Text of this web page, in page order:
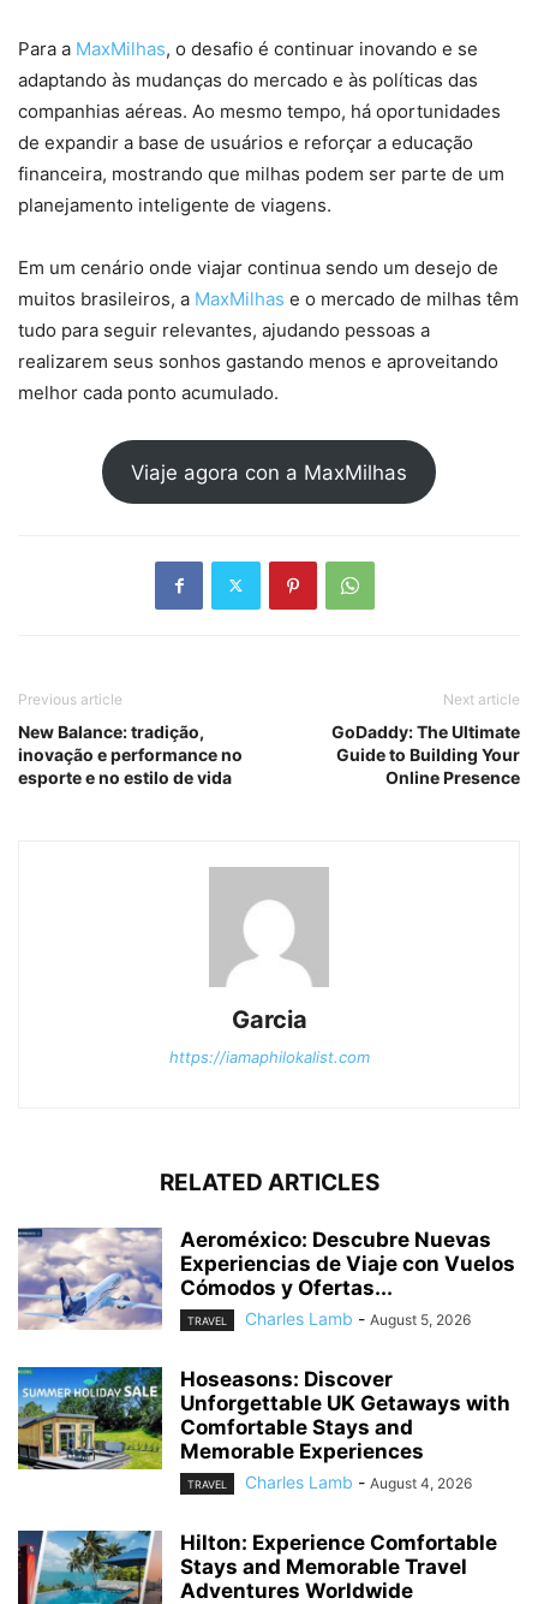
Para a MaxMilhas, o desafio é continuar inovando e se
adaptando às mudanças do mercado e às políticas das
companhias aéreas. Ao mesmo tempo, há oportunidades
de expandir a base de usuários e reforçar a educação
financeira, mostrando que milhas podem ser parte de um
planejamento inteligente de viagens.
Em um cenário onde viajar continua sendo um desejo de
muitos brasileiros, a MaxMilhas e o mercado de milhas têm
tudo para seguir relevantes, ajudando pessoas a
realizarem seus sonhos gastando menos e aproveitando
melhor cada ponto acumulado.
Viaje agora con a MaxMilhas
Previous article
New Balance: tradição,
inovação e performance no
esporte e no estilo de vida
Next article
GoDaddy: The Ultimate
Guide to Building Your
Online Presence
Garcia
https://iamaphilokalist.com
RELATED ARTICLES
Aeroméxico: Descubre Nuevas
Experiencias de Viaje con Vuelos
Cómodos y Ofertas...
TRAVEL Charles Lamb - August 5, 2026
Hoseasons: Discover
Unforgettable UK Getaways with
Comfortable Stays and
Memorable Experiences
TRAVEL Charles Lamb - August 4, 2026
Hilton: Experience Comfortable
Stays and Memorable Travel
Adventures Worldwide